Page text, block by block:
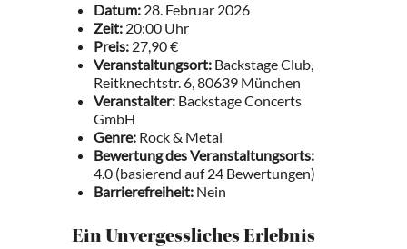
Datum: 28. Februar 2026
Zeit: 20:00 Uhr
Preis: 27,90 €
Veranstaltungsort: Backstage Club,
Reitknechtstr. 6, 80639 München
Veranstalter: Backstage Concerts
GmbH
Genre: Rock & Metal
Bewertung des Veranstaltungsorts:
4.0 (basierend auf 24 Bewertungen)
Barrierefreiheit: Nein
Ein Unvergessliches Erlebnis